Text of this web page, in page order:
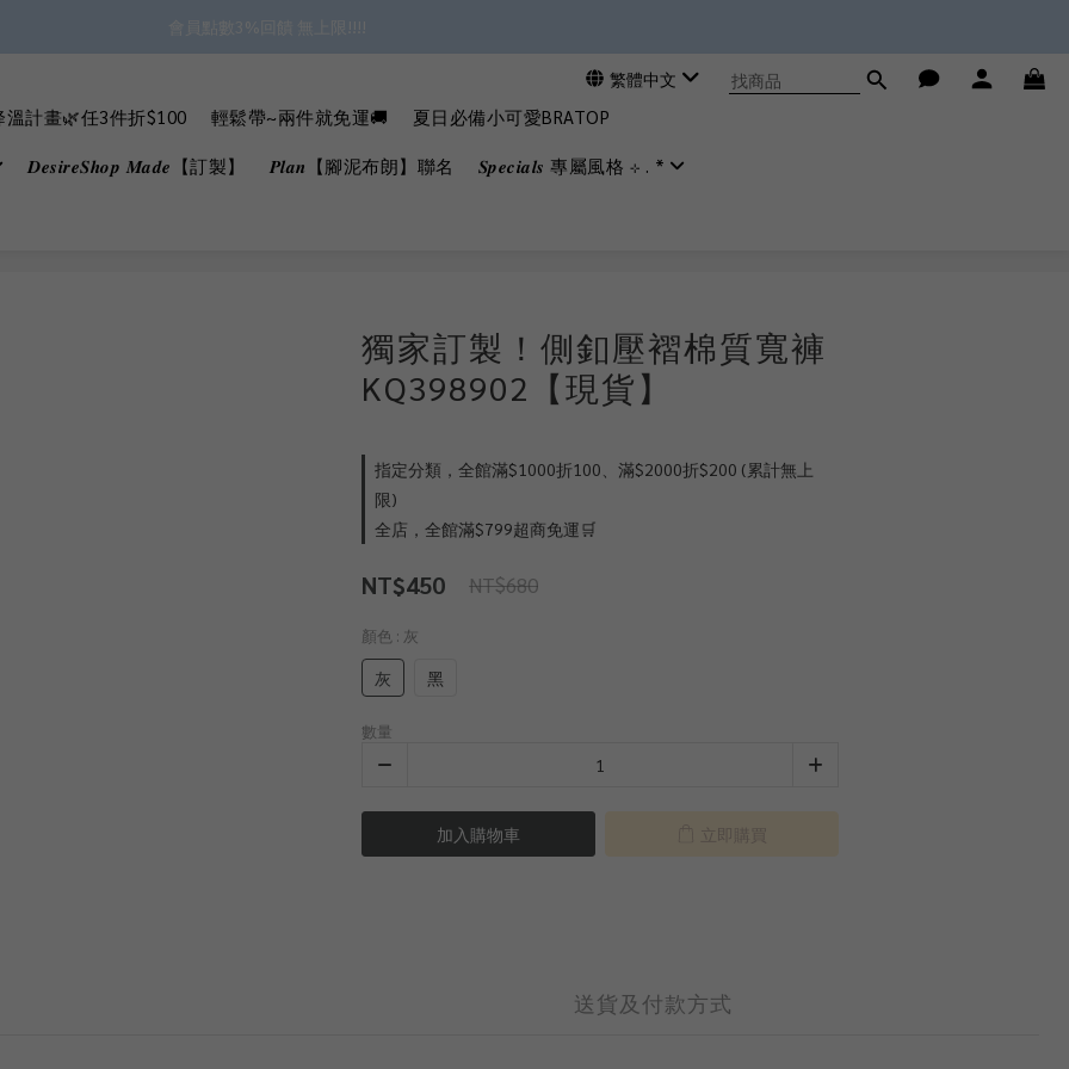
✿॰ॱ*｡ﾟ 全館滿$799即免運ॱ*｡ﾟ✿
會員點數3%回饋 無上限!!!!
繁體中文
溫計畫🌿任3件折$100 輕鬆帶~兩件就免運🚚 夏日必備小可愛BRATOP
𝑫𝒆𝒔𝒊𝒓𝒆𝑺𝒉𝒐𝒑 𝑴𝒂𝒅𝒆【訂製】 𝑷𝒍𝒂𝒏【腳泥布朗】聯名 𝑺𝒑𝒆𝒄𝒊𝒂𝒍𝒔 專屬風格 ⊹ . *
獨家訂製！側釦壓褶棉質寬褲
KQ398902【現貨】
指定分類，全館滿$1000折100、滿$2000折$200 (累計無上
限)
全店，全館滿$799超商免運🛒
NT$450 NT$680
顏色 : 灰
灰 黑
數量
加入購物車 立即購買
送貨及付款方式